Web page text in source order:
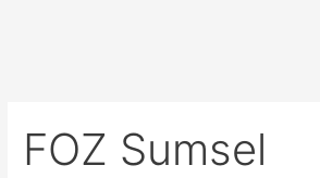
FOZ Sumsel